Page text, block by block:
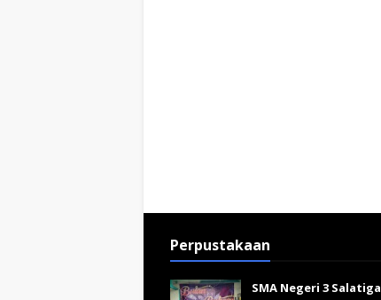
Perpustakaan
SMA Negeri 3 Salatiga